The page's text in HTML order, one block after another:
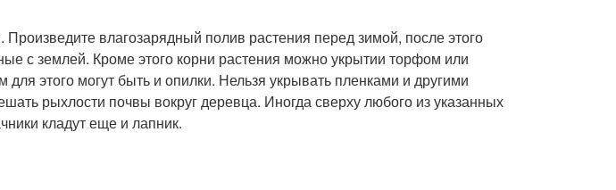
влагозарядный полив растения перед зимой, после этого
с землей. Кроме этого корни растения можно укрытии торфом или
этого могут быть и опилки. Нельзя укрывать пленками и другими
рыхлости почвы вокруг деревца. Иногда сверху любого из указанных
кладут еще и лапник.